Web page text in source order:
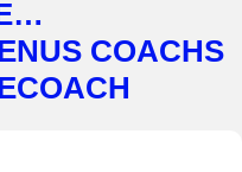
COACHS